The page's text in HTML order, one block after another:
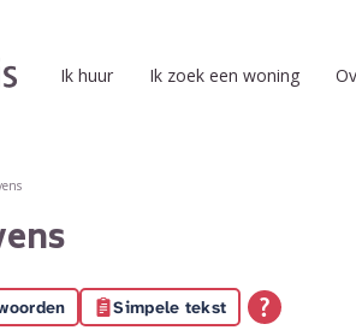
Ik huur Ik zoek een woning
Simpele tekst